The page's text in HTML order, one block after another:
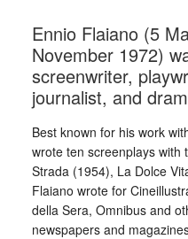
Ennio Flaiano (5
November 1972)
screenwriter,
journalist, and
Best known for his work
wrote ten screenplays with
Strada (1954), La Dolce
Flaiano wrote for
della Sera, Omnibus and
newspapers and